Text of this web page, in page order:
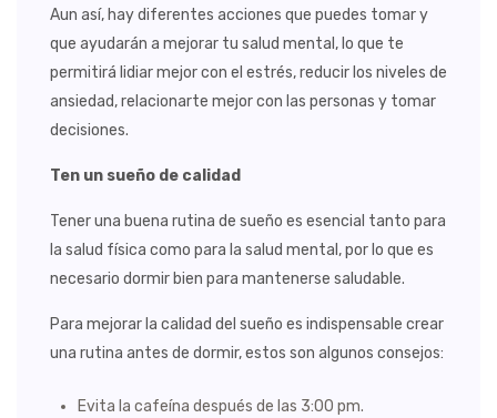
Aun así, hay diferentes acciones que puedes tomar y
que ayudarán a mejorar tu salud mental, lo que te
permitirá lidiar mejor con el estrés, reducir los niveles de
ansiedad, relacionarte mejor con las personas y tomar
decisiones.
Ten un sueño de calidad
Tener una buena rutina de sueño es esencial tanto para
la salud física como para la salud mental, por lo que es
necesario dormir bien para mantenerse saludable.
Para mejorar la calidad del sueño es indispensable crear
una rutina antes de dormir, estos son algunos consejos:
Evita la cafeína después de las 3:00 pm.